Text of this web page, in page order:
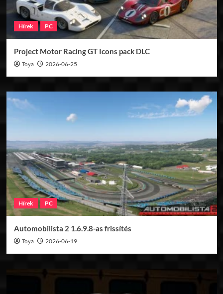
Hírek PC
Project Motor Racing GT Icons pack DLC
Toya 2026-06-25
Hírek PC
Automobilista 2 1.6.9.8-as frissítés
Toya 2026-06-19